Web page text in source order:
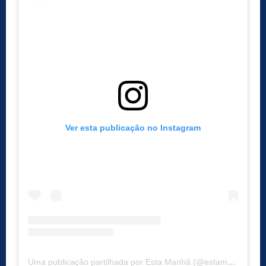
Ver esta publicação no Instagram
Uma publicação partilhada por Esta Manhã (@estamanhatvi)